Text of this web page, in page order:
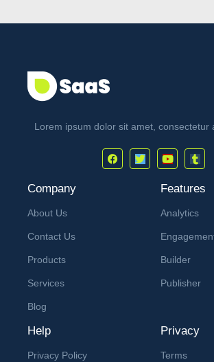
Lorem ipsum dolor sit amet, consectetur
Company
About Us
Contact Us
Products
Services
Blog
Features
Analytics
Builder
Publisher
Help
Privacy Policy
Privacy
Terms